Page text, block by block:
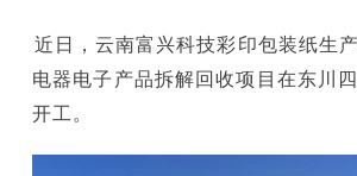
日，云南富兴科技彩印包装纸生产
电器电子产品拆解回收项目在东川
开工。